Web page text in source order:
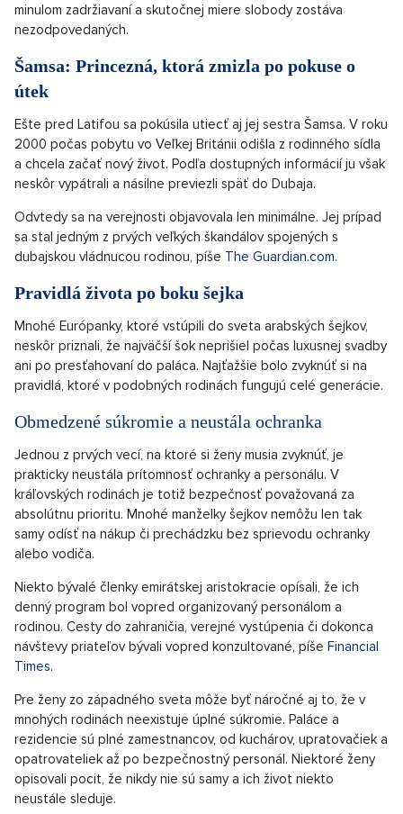
minulom zadržiavaní a skutočnej miere slobody zostáva
nezodpovedaných.
Šamsa: Princezná, ktorá zmizla po pokuse o
útek
Ešte pred Latifou sa pokúsila utiecť aj jej sestra Šamsa. V roku
2000 počas pobytu vo Veľkej Británii odišla z rodinného sídla
a chcela začať nový život. Podľa dostupných informácií ju však
neskôr vypátrali a násilne previezli späť do Dubaja.
Odvtedy sa na verejnosti objavovala len minimálne. Jej prípad
sa stal jedným z prvých veľkých škandálov spojených s
dubajskou vládnucou rodinou, píše The Guardian.com.
Pravidlá života po boku šejka
Mnohé Európanky, ktoré vstúpili do sveta arabských šejkov,
neskôr priznali, že najväčší šok neprišiel počas luxusnej svadby
ani po presťahovaní do paláca. Najťažšie bolo zvyknúť si na
pravidlá, ktoré v podobných rodinách fungujú celé generácie.
Obmedzené súkromie a neustála ochranka
Jednou z prvých vecí, na ktoré si ženy musia zvyknúť, je
prakticky neustála prítomnosť ochranky a personálu. V
kráľovských rodinách je totiž bezpečnosť považovaná za
absolútnu prioritu. Mnohé manželky šejkov nemôžu len tak
samy odísť na nákup či prechádzku bez sprievodu ochranky
alebo vodiča.
Niekto bývalé členky emirátskej aristokracie opísali, že ich
denný program bol vopred organizovaný personálom a
rodinou. Cesty do zahraničia, verejné vystúpenia či dokonca
návštevy priateľov bývali vopred konzultované, píše Financial
Times.
Pre ženy zo západného sveta môže byť náročné aj to, že v
mnohých rodinách neexistuje úplné súkromie. Paláce a
rezidencie sú plné zamestnancov, od kuchárov, upratovačiek a
opatrovateliek až po bezpečnostný personál. Niektoré ženy
opisovali pocit, že nikdy nie sú samy a ich život niekto
neustále sleduje.